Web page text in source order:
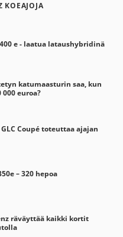
KOEAJOJA
400 e - laatua lataushybridinä
katumaasturin saa, kun
euroa?
Coupé toteuttaa ajajan
– 320 hepoa
räväyttää kaikki kortit